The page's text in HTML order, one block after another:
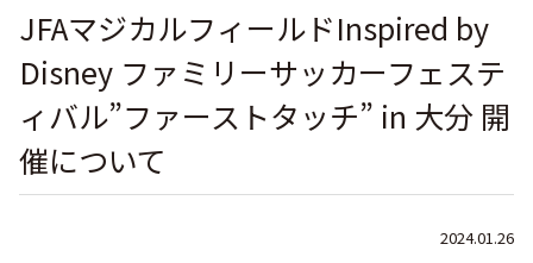
その他
委員会概要
チーム一覧
委員会概要
年間スケジュール
ダウンロード
委員会概要
カップ戦
チーム一覧
お知らせ
各種大会
過去履歴
キッズ
お知らせ
巡回指導
女子
お知らせ
JFAマジカルフィールドInspired by
Disney ファミリーサッカーフェステ
ィバル”ファーストタッチ” in 大分 開
催について
2024.01.26